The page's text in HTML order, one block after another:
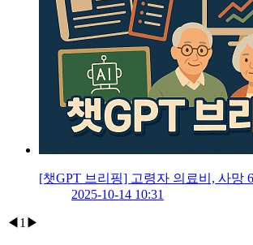
[챗GPT 브리핑] 고령자 의료비, 사망
2025-10-14 10:31
◀ 1 ▶